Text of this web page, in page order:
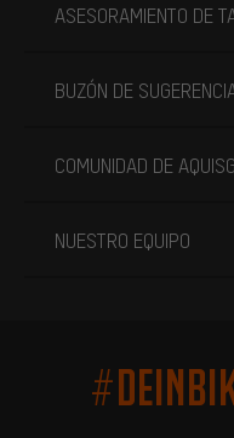
ASESORAMIENTO DE
BUZÓN DE
COMUNIDAD DE
NUESTRO EQUIPO